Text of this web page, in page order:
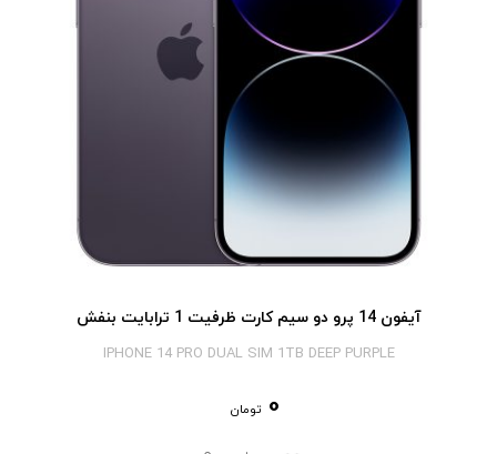
آیفون 14 پرو دو سیم کارت ظرفیت 1 ترابایت بنفش
IPHONE 14 PRO DUAL SIM 1TB DEEP PURPLE
0 تومان